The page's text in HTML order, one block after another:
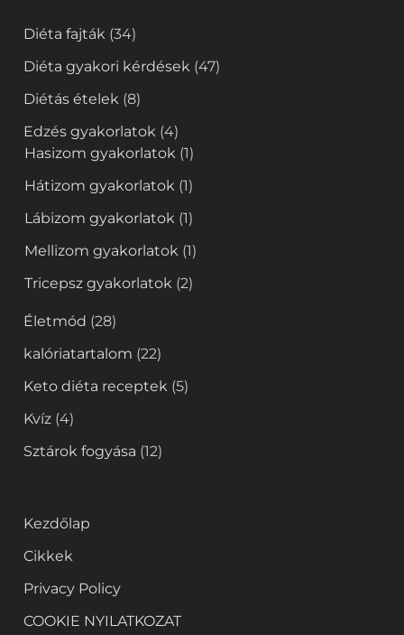
Diéta fajták (34)
Diéta gyakori kérdések (47)
Diétás ételek (8)
Edzés gyakorlatok (4)
Hasizom gyakorlatok (1)
Hátizom gyakorlatok (1)
Lábizom gyakorlatok (1)
Mellizom gyakorlatok (1)
Tricepsz gyakorlatok (2)
Életmód (28)
kalóriatartalom (22)
Keto diéta receptek (5)
Kvíz (4)
Sztárok fogyása (12)
Kezdőlap
Cikkek
Privacy Policy
COOKIE NYILATKOZAT